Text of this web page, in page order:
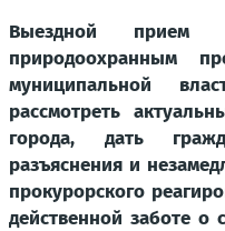
Выездной прием
природоохранным
муниципальной
рассмотреть
города, дать
разъяснения и
прокурорского
действенной заботе